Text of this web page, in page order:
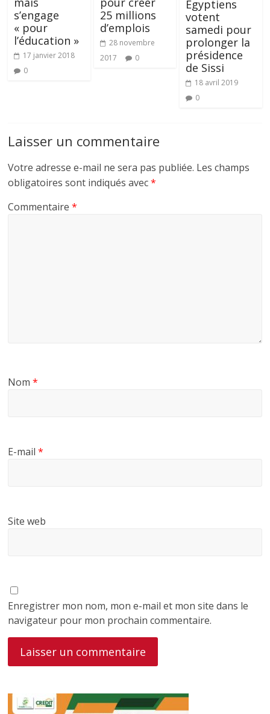
s’engage
« pour
l’éducation »
17 janvier 2018
0
25 millions
d’emplois
28 novembre
2017
0
Egyptiens
votent
samedi pour
prolonger la
présidence
de Sissi
18 avril 2019
0
Laisser un commentaire
Votre adresse e-mail ne sera pas publiée. Les champs
obligatoires sont indiqués avec*
Commentaire*
Nom*
E-mail*
Site web
Enregistrer mon nom, mon e-mail et mon site dans le
navigateur pour mon prochain commentaire.